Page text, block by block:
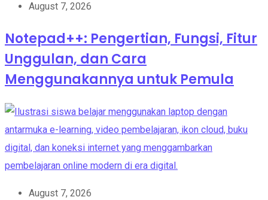
August 7, 2026
Notepad++: Pengertian, Fungsi, Fitur
Unggulan, dan Cara
Menggunakannya untuk Pemula
August 7, 2026